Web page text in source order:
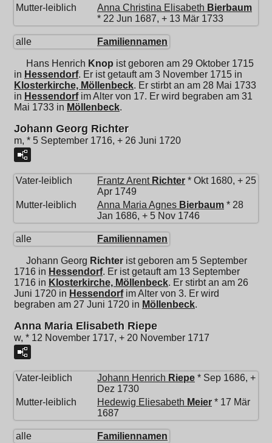
Mutter-leiblich
Anna Christina Elisabeth Bierbaum
* 22 Jun 1687, + 13 Mär 1733
alle Familiennamen
Hans Henrich Knop ist geboren am 29 Oktober 1715
in Hessendorf. Er ist getauft am 3 November 1715 in
Klosterkirche, Möllenbeck. Er stirbt an am 28 Mai 1733
in Hessendorfim Alter von 17. Er wird begraben am 31
Mai 1733 in Möllenbeck.
Johann Georg Richter
m, * 5 September 1716, + 26 Juni 1720
Vater-leiblich Frantz Arent Richter * Okt 1680, + 25
Apr 1749
Mutter-leiblich
Anna Maria Agnes Bierbaum * 28
Jan 1686, + 5 Nov 1746
alle Familiennamen
Johann Georg Richter ist geboren am 5 September
1716 in Hessendorf. Er ist getauft am 13 September
1716 in Klosterkirche, Möllenbeck. Er stirbt an am 26
Juni 1720 in Hessendorfim Alter von 3. Er wird
begraben am 27 Juni 1720 in Möllenbeck.
Anna Maria Elisabeth Riepe
w, * 12 November 1717, + 20 November 1717
Vater-leiblich Johann Henrich Riepe * Sep 1686, +
Dez 1730
Mutter-leiblich
Hedewig Eliesabeth Meier * 17 Mär
1687
alle Familiennamen